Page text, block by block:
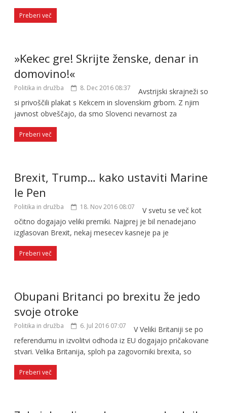
Preberi več
»Kekec gre! Skrijte ženske, denar in
domovino!«
Politika in družba 8. Dec 2016 08:37
Avstrijski skrajneži so
si privoščili plakat s Kekcem in slovenskim grbom. Z njim
javnost obveščajo, da smo Slovenci nevarnost za
Preberi več
Brexit, Trump… kako ustaviti Marine
le Pen
Politika in družba 18. Nov 2016 08:07
V svetu se več kot
očitno dogajajo veliki premiki. Najprej je bil nenadejano
izglasovan Brexit, nekaj mesecev kasneje pa je
Preberi več
Obupani Britanci po brexitu že jedo
svoje otroke
Politika in družba 6. Jul 2016 07:07
V Veliki Britaniji se po
referendumu in izvolitvi odhoda iz EU dogajajo pričakovane
stvari. Velika Britanija, sploh pa zagovorniki brexita, so
Preberi več